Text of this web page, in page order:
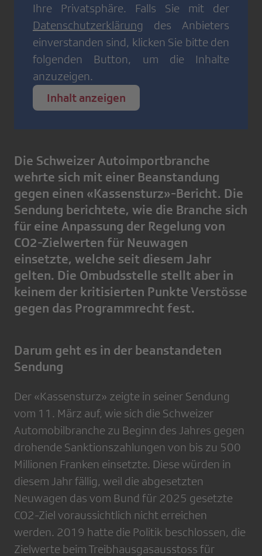
Ihre Privatsphäre. Falls Sie mit der
Datenschutzerklärung des Anbieters
einverstanden sind, klicken Sie bitte den
folgenden Button, um die Inhalte
anzuzeigen.
Inhalt anzeigen
Die Schweizer Autoimportbranche
wehrte sich mit einer Beanstandung
gegen einen «Kassensturz»-Bericht. Die
Sendung berichtete, wie die Branche sich
für eine Anpassung der Regelung von
CO2-Zielwerten für Neuwagen
einsetzte, welche seit diesem Jahr
gelten. Die Ombudsstelle stellt aber in
keinem der kritisierten Punkte Verstösse
gegen das Programmrecht fest.
Darum geht es in der beanstandeten
Sendung
Der «Kassensturz» zeigte in seiner Sendung
vom 11. März auf, wie sich die Schweizer
Automobilbranche zu Beginn des Jahres gegen
drohende Sanktionszahlungen von bis zu 500
Millionen Franken einsetzte. Diese würden in
diesem Jahr fällig, weil die abgesetzten
Neuwagen das vom Bund für 2025 gesetzte
CO2-Ziel voraussichtlich nicht erreichen
werden. 2019 hatte die Politik beschlossen, die
Zielwerte beim Treibhausgasausstoss für